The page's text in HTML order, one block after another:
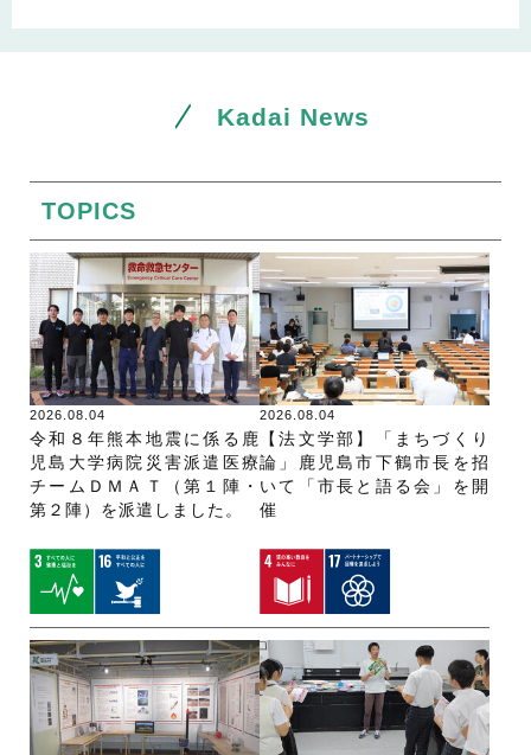
Kadai News
TOPICS
2026.08.04
令和８年熊本地震に係る鹿
児島大学病院災害派遣医療
チームＤＭＡＴ（第１陣・
第２陣）を派遣しました。
2026.08.04
【法文学部】「まちづくり
論」鹿児島市下鶴市長を招
いて「市長と語る会」を開
催